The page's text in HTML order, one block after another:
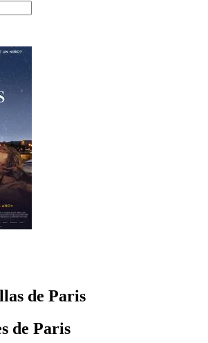
de Paris
de Paris